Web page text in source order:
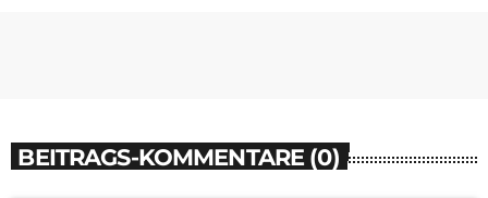
BEITRAGS-KOMMENTARE (0)